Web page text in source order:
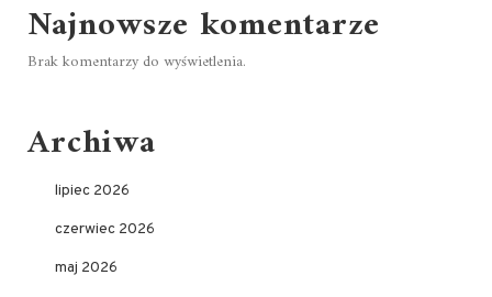
Najnowsze komentarze
Brak komentarzy do wyświetlenia.
Archiwa
lipiec 2026
czerwiec 2026
maj 2026